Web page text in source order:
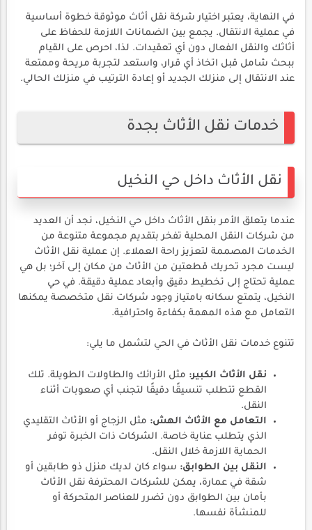
في النهاية، يعتبر اختيار شركة نقل أثاث موثوقة خطوة أساسية
في عملية الانتقال. يجمع بين الضمانات اللازمة للحفاظ على
أثاثك والنقل الفعال دون أي تعقيدات. لذا، احرص على القيام
ببحث شامل قبل اتخاذ أي قرار، واستعد لتجربة مريحة وممتعة
عند الانتقال إلى منزلك الجديد أو إعادة الترتيب في منزلك الحالي.
خدمات نقل الأثاث بجدة
نقل الأثاث داخل حي النخيل
عندما يتعلق الأمر بنقل الأثاث داخل حي النخيل، نجد أن العديد
من شركات النقل المحلية تفخر بتقديم مجموعة متنوعة من
الخدمات المصممة لتعزيز راحة العملاء. إن عملية نقل الأثاث
ليست مجرد تحريك قطعتين من الأثاث من مكان إلى آخر؛ بل هي
عملية تحتاج إلى تخطيط دقيق وأبعاد عملية دقيقة. في حي
النخيل، يتمتع سكانه بامتياز وجود شركات نقل متخصصة يمكنها
التعامل مع هذه المهمة بكفاءة واحترافية.
تتنوع خدمات نقل الأثاث في الحي لتشمل ما يلي:
نقل الأثاث الكبير: مثل الأرائك والطاولات الطويلة. تلك
القطع تتطلب تنسيقًا دقيقًا لتجنب أي صعوبات أثناء
النقل.
التعامل مع الأثاث الهش: مثل الزجاج أو الأثاث التقليدي
الذي يتطلب عناية خاصة. الشركات ذات الخبرة توفر
الحماية اللازمة خلال النقل.
النقل بين الطوابق: سواء كان لديك منزل ذو طابقين أو
شقة في عمارة، يمكن للشركات المحترفة نقل الأثاث
بأمان بين الطوابق دون تضرر للعناصر المتحركة أو
للمنشأة نفسها.